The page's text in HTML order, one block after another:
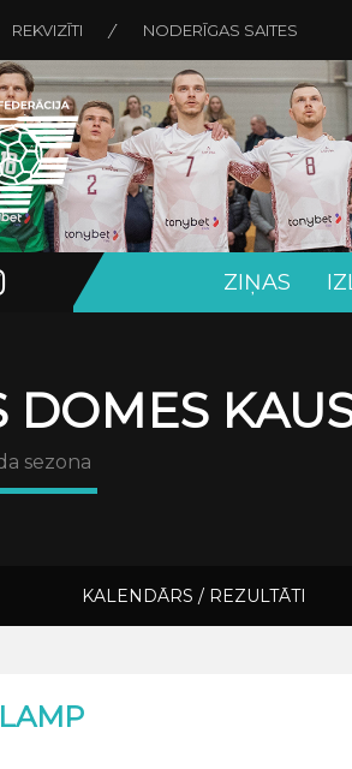
REKVIZĪTI NODERĪGAS SAITES
ZIŅAS
DOMES
sezona
KALENDĀRS / REZULTĀTI